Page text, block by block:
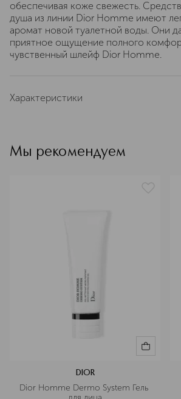
обеспечивая коже свежесть.
душа из линии Dior Homme имеют
аромат новой туалетной воды. Они
приятное ощущение полного
чувственный шлейф Dior Homme.
Характеристики
артикул
Мы рекомендуем
DIOR
Dior Homme Dermo System Гель